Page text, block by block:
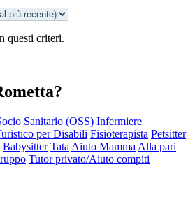
questi criteri.
Sanitario (OSS) Infermiere
per Disabili Fisioterapista Petsitter
Babysitter Tata Aiuto Mamma Alla pari
Tutor privato/Aiuto compiti